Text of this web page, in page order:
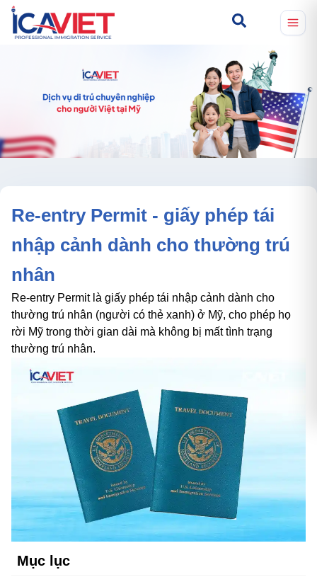
Re-entry Permit - giấy phép tái
nhập cảnh dành cho thường trú
nhân
Re-entry Permit là giấy phép tái nhập cảnh dành cho
thường trú nhân (người có thẻ xanh) ở Mỹ, cho phép họ
rời Mỹ trong thời gian dài mà không bị mất tình trạng
thường trú nhân.
Mục lục